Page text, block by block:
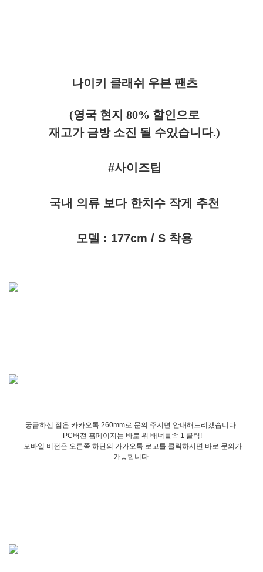
나이키 클래쉬 우븐 팬츠
(영국 현지 80% 할인으로
재고가 금방 소진 될 수있습니다.)
#사이즈팁
국내 의류 보다 한치수 작게 추천
모델 : 177cm / S 착용
궁금하신 점은 카카오톡 260mm로 문의 주시면 안내해드리겠습니다.
PC버전 홈페이지는 바로 위 배너를속 1 클릭!
모바일 버전은 오른쪽 하단의 카카오톡 로고를 클릭하시면 바로 문의가
가능합니다.